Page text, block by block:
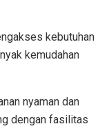
kebutuhan
kemudahan
nyaman dan
dengan fasilitas